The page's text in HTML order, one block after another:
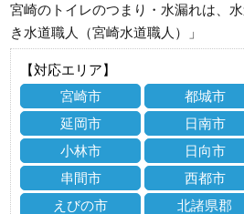
宮崎のトイレのつまり・水漏れは、
き水道職人（宮崎水道職人）」
【対応エリア】
宮崎市
都城市
延岡市
日南市
小林市
日向市
串間市
西都市
えびの市
北諸県郡